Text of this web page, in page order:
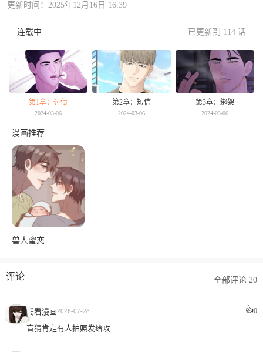
更新时间：2025年12月16日 16:39
连载中 已更新到 114 话
第1章：讨债
2024-03-06
第2章：短信
2024-03-06
第3章：绑架
2024-03-06
漫画推荐
兽人蜜恋
评论 全部评论 20
爱看漫画2026-07-28 👍0
盲猜肯定有人拍照发给攻